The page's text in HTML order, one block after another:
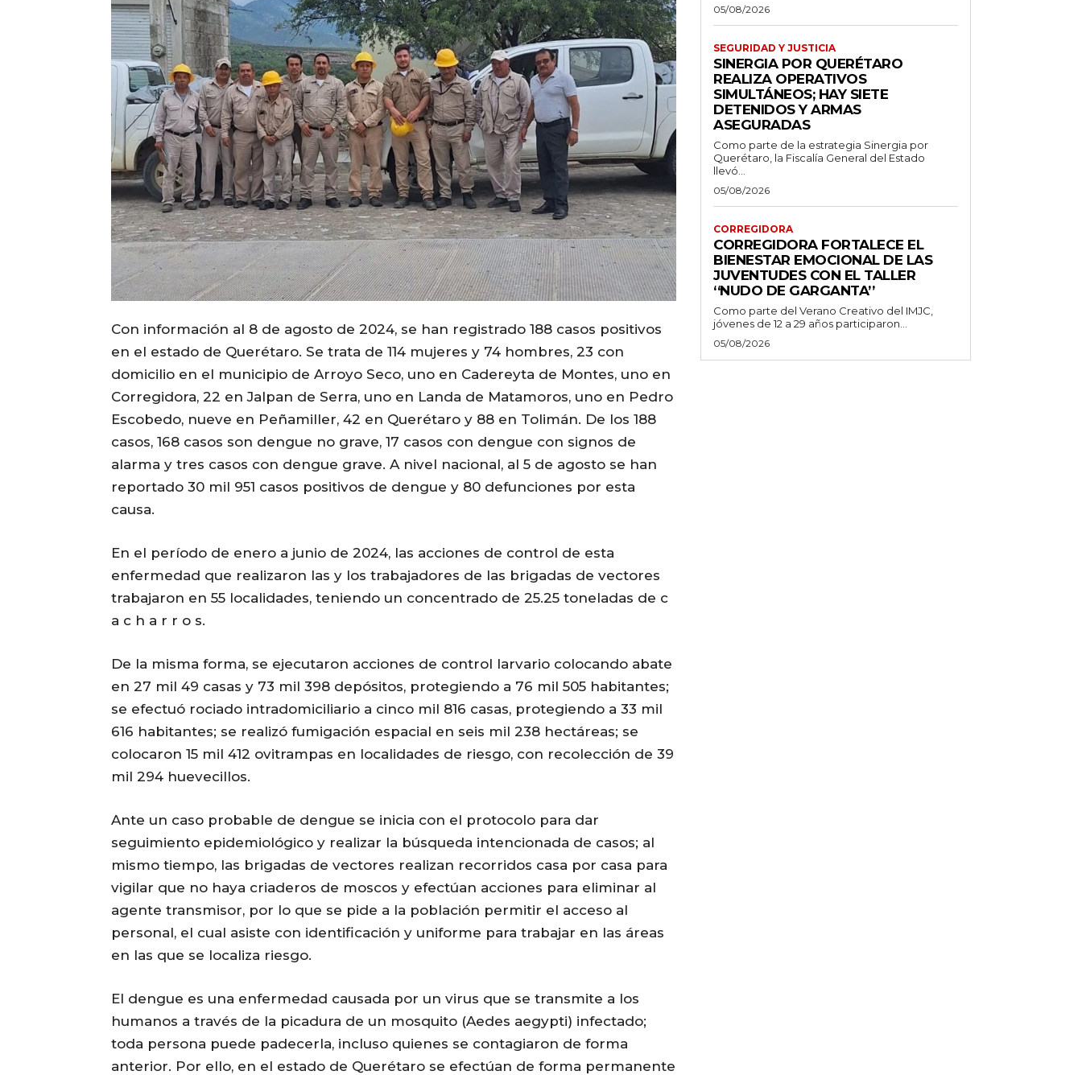
Con información al 8 de agosto de 2024, se han registrado 188 casos positivos
en el estado de Querétaro. Se trata de 114 mujeres y 74 hombres, 23 con
domicilio en el municipio de Arroyo Seco, uno en Cadereyta de Montes, uno en
Corregidora, 22 en Jalpan de Serra, uno en Landa de Matamoros, uno en Pedro
Escobedo, nueve en Peñamiller, 42 en Querétaro y 88 en Tolimán. De los 188
casos, 168 casos son dengue no grave, 17 casos con dengue con signos de
alarma y tres casos con dengue grave. A nivel nacional, al 5 de agosto se han
reportado 30 mil 951 casos positivos de dengue y 80 defunciones por esta
causa.
En el período de enero a junio de 2024, las acciones de control de esta
enfermedad que realizaron las y los trabajadores de las brigadas de vectores
trabajaron en 55 localidades, teniendo un concentrado de 25.25 toneladas de c
a c h a r r o s.
De la misma forma, se ejecutaron acciones de control larvario colocando abate
en 27 mil 49 casas y 73 mil 398 depósitos, protegiendo a 76 mil 505 habitantes;
se efectuó rociado intradomiciliario a cinco mil 816 casas, protegiendo a 33 mil
616 habitantes; se realizó fumigación espacial en seis mil 238 hectáreas; se
colocaron 15 mil 412 ovitrampas en localidades de riesgo, con recolección de 39
mil 294 huevecillos.
Ante un caso probable de dengue se inicia con el protocolo para dar
seguimiento epidemiológico y realizar la búsqueda intencionada de casos; al
mismo tiempo, las brigadas de vectores realizan recorridos casa por casa para
vigilar que no haya criaderos de moscos y efectúan acciones para eliminar al
agente transmisor, por lo que se pide a la población permitir el acceso al
personal, el cual asiste con identificación y uniforme para trabajar en las áreas
en las que se localiza riesgo.
El dengue es una enfermedad causada por un virus que se transmite a los
humanos a través de la picadura de un mosquito (Aedes aegypti) infectado;
toda persona puede padecerla, incluso quienes se contagiaron de forma
anterior. Por ello, en el estado de Querétaro se efectúan de forma permanente
05/08/2026
SEGURIDAD Y JUSTICIA
SINERGIA POR QUERÉTARO
REALIZA OPERATIVOS
SIMULTÁNEOS; HAY SIETE
DETENIDOS Y ARMAS
ASEGURADAS
Como parte de la estrategia Sinergia por
Querétaro, la Fiscalía General del Estado
llevó...
05/08/2026
CORREGIDORA
CORREGIDORA FORTALECE EL
BIENESTAR EMOCIONAL DE LAS
JUVENTUDES CON EL TALLER
‘‘NUDO DE GARGANTA’’
Como parte del Verano Creativo del IMJC,
jóvenes de 12 a 29 años participaron...
05/08/2026